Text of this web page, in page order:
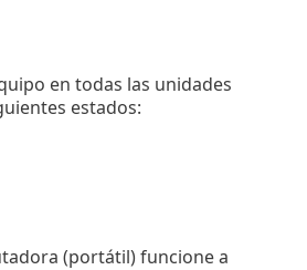
en todas las unidades
estados:
(portátil) funcione a